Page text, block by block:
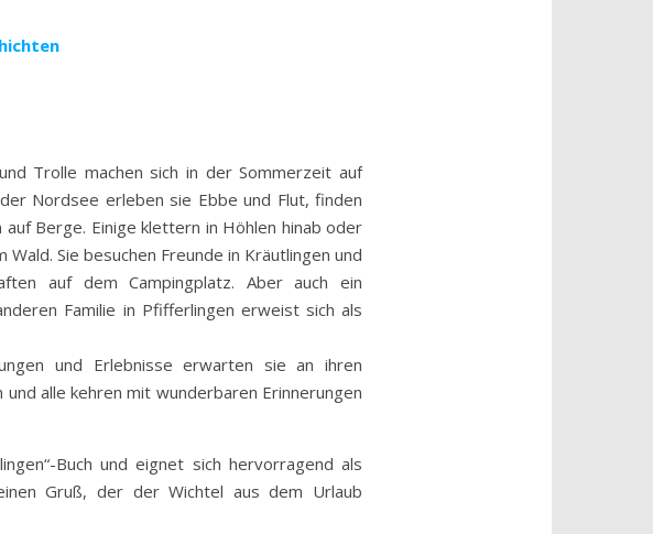
Trolle machen sich in der Sommerzeit auf
Nordsee erleben sie Ebbe und Flut, finden
Berge. Einige klettern in Höhlen hinab oder
Sie besuchen Freunde in Kräutlingen und
auf dem Campingplatz. Aber auch ein
Familie in Pfifferlingen erweist sich als
und Erlebnisse erwarten sie an ihren
alle kehren mit wunderbaren Erinnerungen
Buch und eignet sich hervorragend als
Gruß, der der Wichtel aus dem Urlaub